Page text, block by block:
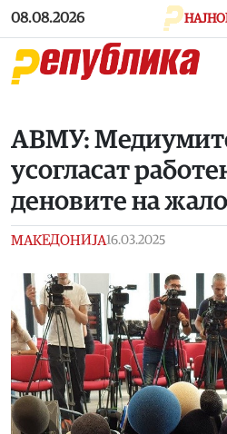
Skip to main content
08.08.2026
АВМУ:
усогласат
деновите на
МАКЕДОНИЈА16.03.2025